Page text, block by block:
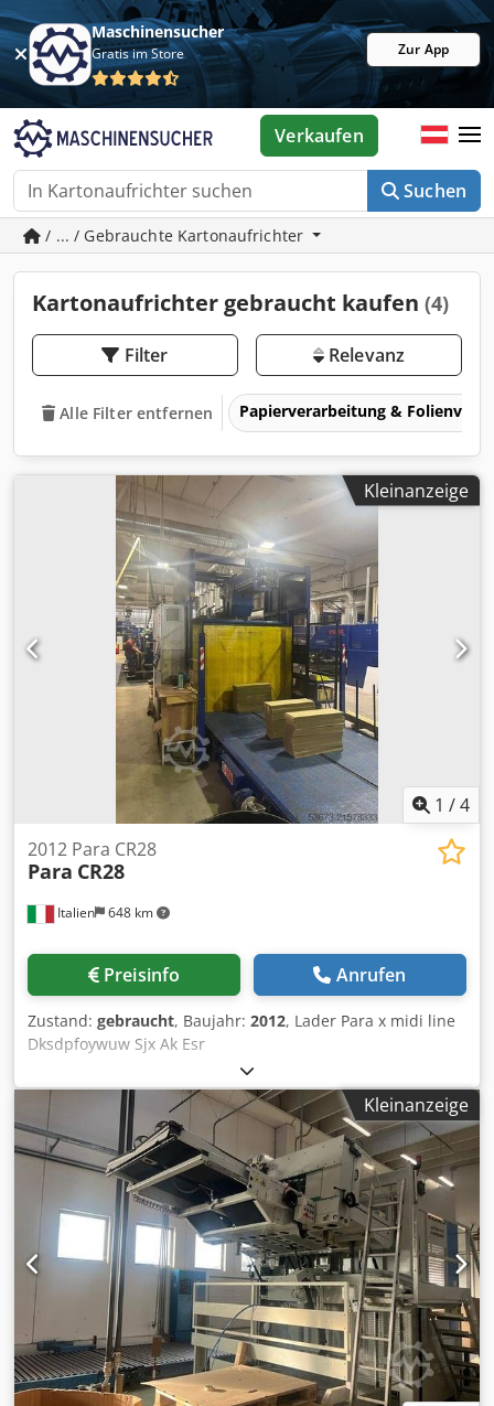
Maschinensucher
Gratis im Store Zur App
Suchen
Verkaufen
/ ... / Gebrauchte Kartonaufrichter
Kartonaufrichter gebraucht kaufen (4)
Filter Relevanz
Alle Filter entfernen Papierverarbeitung &
Kleinanzeige
1 /4
Italien 648 km
2012 Para CR28
Para CR28
Preisinfo Anrufen
Zustand: gebraucht, Baujahr: 2012, Lader Para x midi line
Dksdpfoywuw Sjx Ak Esr
Kleinanzeige